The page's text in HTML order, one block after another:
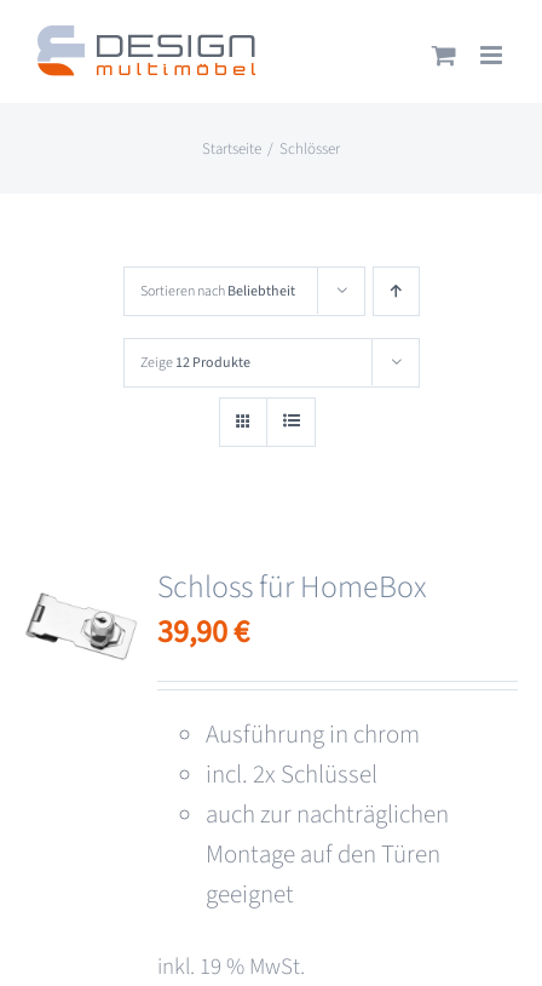
Zum
Inhalt
Startseite Schlösser
Sortieren nachBeliebtheit
Zeige12 Produkte
Schloss für HomeBox
39,90€
Ausführung in chrom
incl. 2x Schlüssel
auch zur nachträglichen
Montage auf den Türen
geeignet
inkl. 19 % MwSt.